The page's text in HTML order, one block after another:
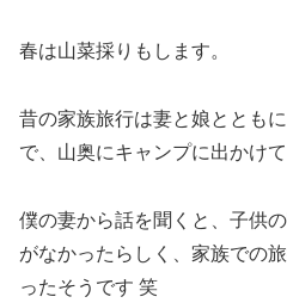
春は山菜採りもします。
昔の家族旅行は妻と娘ととも
で、山奥にキャンプに出かけて
僕の妻から話を聞くと、子供
がなかったらしく、家族での
ったそうです 笑